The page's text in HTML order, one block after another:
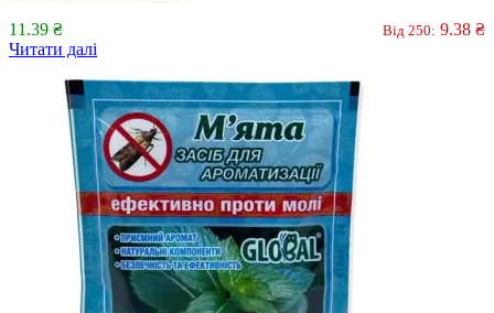
11.39 ₴ Від 250: 9.38 ₴
Читати далі